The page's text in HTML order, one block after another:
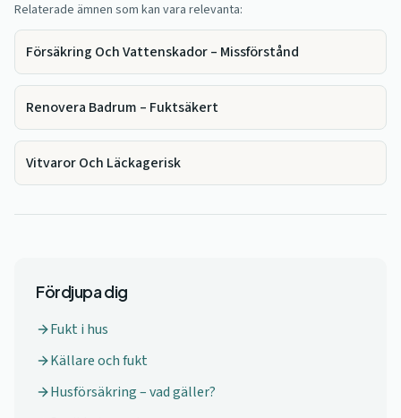
Relaterade ämnen som kan vara relevanta:
Försäkring Och Vattenskador – Missförstånd
Renovera Badrum – Fuktsäkert
Vitvaror Och Läckagerisk
Fördjupa dig
Fukt i hus
Källare och fukt
Husförsäkring – vad gäller?